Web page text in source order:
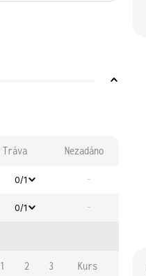
Tráva Nezadáno
0/1 -
0/1 -
1 2 3 Kurs